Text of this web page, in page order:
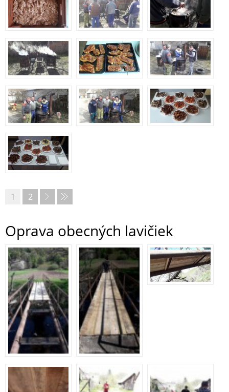
1 2
Oprava obecných lavičiek